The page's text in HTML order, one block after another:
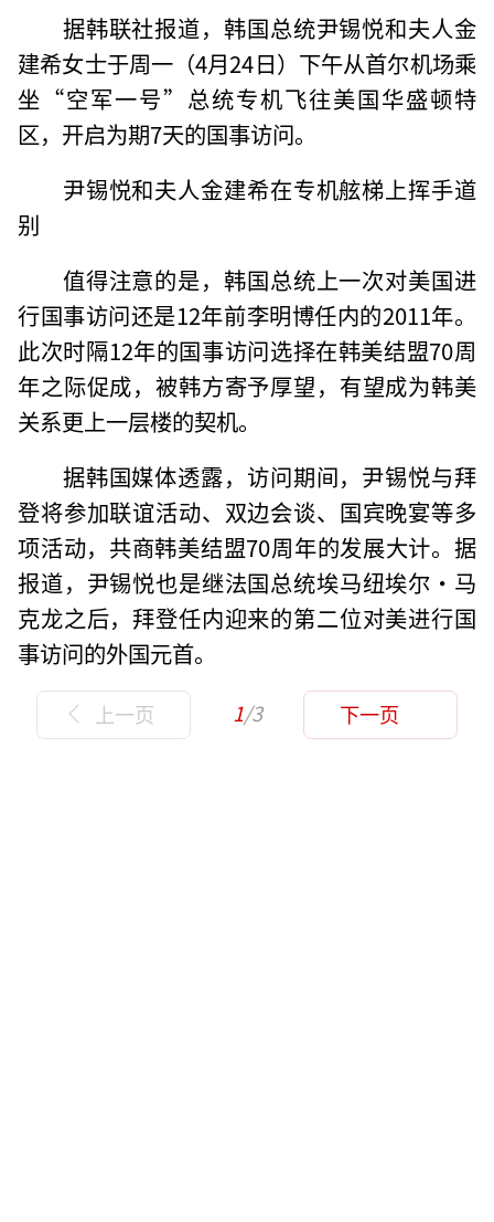
据韩联社报道，韩国总统尹锡悦和夫人金
建希女士于周一（4月24日）下午从首尔机场乘
坐“空军一号”总统专机飞往美国华盛顿特
区，开启为期7天的国事访问。
尹锡悦和夫人金建希在专机舷梯上挥手道
别
值得注意的是，韩国总统上一次对美国进
行国事访问还是12年前李明博任内的2011年。
此次时隔12年的国事访问选择在韩美结盟70周
年之际促成，被韩方寄予厚望，有望成为韩美
关系更上一层楼的契机。
据韩国媒体透露，访问期间，尹锡悦与拜
登将参加联谊活动、双边会谈、国宾晚宴等多
项活动，共商韩美结盟70周年的发展大计。据
报道，尹锡悦也是继法国总统埃马纽埃尔·马
克龙之后，拜登任内迎来的第二位对美进行国
事访问的外国元首。
上一页 1/3 下一页